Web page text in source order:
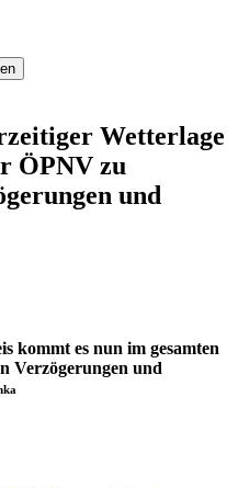
Wetterlage
ÖPNV zu
und
kommt es nun im gesamten
Verzögerungen und